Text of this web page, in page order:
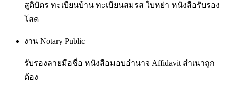
สูติบัตร ทะเบียนบ้าน ทะเบียนสมรส ใบหย่า หนังสือรับรอง
โสด
งาน Notary Public
รับรองลายมือชื่อ หนังสือมอบอำนาจ Affidavit สำเนาถูก
ต้อง